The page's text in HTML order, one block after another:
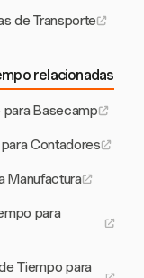
de Transporte
relacionadas
Basecamp
Contadores
Manufactura
para
Tiempo para